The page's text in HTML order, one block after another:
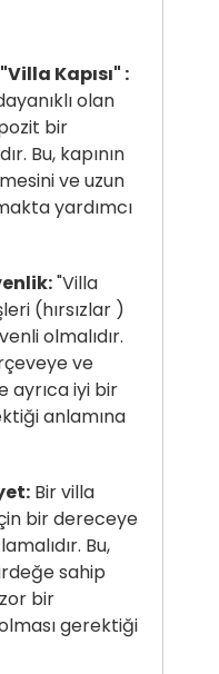
Kapısı" :
olan
bir
Bu, kapının
ve uzun
yardımcı
"Villa
(hırsızlar )
olmalıdır.
ve
ayrıca iyi bir
anlamına
Bir villa
bir dereceye
Bu,
sahip
bir
gerektiği